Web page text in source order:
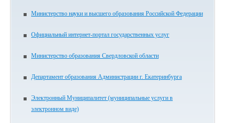
Министерство науки и высшего образования Российской Федерации
Официальный интернет-портал государственных услуг
Министерство образования Свердловской области
Департамент образования Администрации г. Екатеринбурга
Электронный Муниципалитет (муниципальные услуги в
электронном виде)